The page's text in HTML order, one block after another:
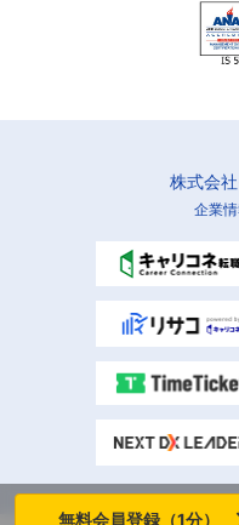
株式会
企業
無料会員登録（1分）